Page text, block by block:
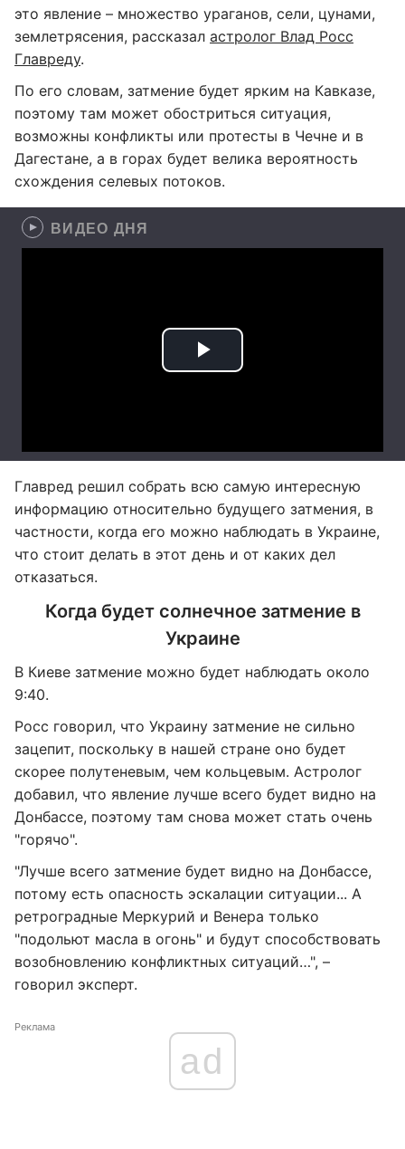
это явление – множество ураганов, сели, цунами,
землетрясения, рассказал астролог Влад Росс
Главреду.
По его словам, затмение будет ярким на Кавказе,
поэтому там может обостриться ситуация,
возможны конфликты или протесты в Чечне и в
Дагестане, а в горах будет велика вероятность
схождения селевых потоков.
ВИДЕО ДНЯ
Главред решил собрать всю самую интересную
информацию относительно будущего затмения, в
частности, когда его можно наблюдать в Украине,
что стоит делать в этот день и от каких дел
отказаться.
Когда будет солнечное затмение в
Украине
В Киеве затмение можно будет наблюдать около
9:40.
Росс говорил, что Украину затмение не сильно
зацепит, поскольку в нашей стране оно будет
скорее полутеневым, чем кольцевым. Астролог
добавил, что явление лучше всего будет видно на
Донбассе, поэтому там снова может стать очень
"горячо".
"Лучше всего затмение будет видно на Донбассе,
потому есть опасность эскалации ситуации... А
ретроградные Меркурий и Венера только
"подольют масла в огонь" и будут способствовать
возобновлению конфликтных ситуаций…", –
говорил эксперт.
Реклама
ad